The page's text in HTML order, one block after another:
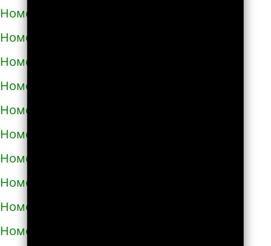
Номера телефонов такси в Болехове
Номера телефонов такси в Борзне
Номера телефонов такси в Бориславе
Номера телефонов такси в Борисполе
Номера телефонов такси в Бородянке
Номера телефонов такси в Борщёве
Номера телефонов такси в Боярке
Номера телефонов такси в Броварах
Номера телефонов такси в Бродах
Номера телефонов такси в Бурштыне